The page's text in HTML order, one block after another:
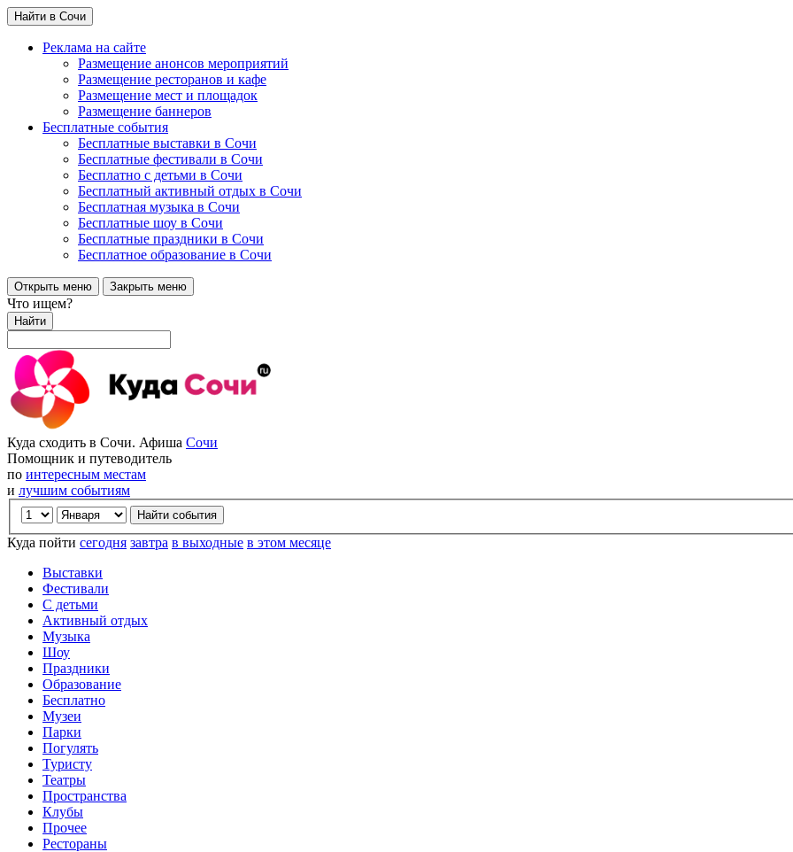
Найти в Сочи
Реклама на сайте
Размещение анонсов мероприятий
Размещение ресторанов и кафе
Размещение мест и площадок
Размещение баннеров
Бесплатные события
Бесплатные выставки в Сочи
Бесплатные фестивали в Сочи
Бесплатно с детьми в Сочи
Бесплатный активный отдых в Сочи
Бесплатная музыка в Сочи
Бесплатные шоу в Сочи
Бесплатные праздники в Сочи
Бесплатное образование в Сочи
Открыть меню Закрыть меню
Что ищем?
Найти
Куда сходить в Сочи. Афиша Сочи
Помощник и путеводитель
по интересным местам
и лучшим событиям
Куда пойти сегодня завтра в выходные в этом месяце
Выставки
Фестивали
С детьми
Активный отдых
Музыка
Шоу
Праздники
Образование
Бесплатно
Музеи
Парки
Погулять
Туристу
Театры
Пространства
Клубы
Прочее
Рестораны